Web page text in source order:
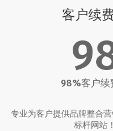
客户续
98%客户续
专业为客户提供品牌整合
标杆网站！